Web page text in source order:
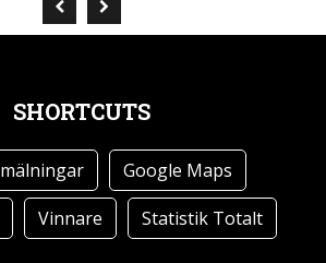
SHORTCUTS
Google Maps
Vinnare Statistik Totalt